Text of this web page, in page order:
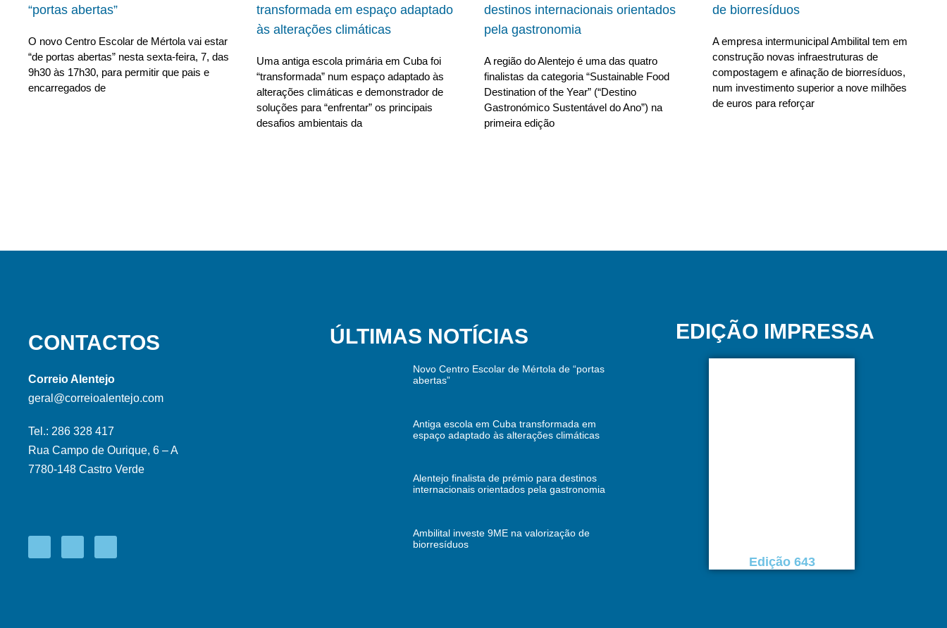
“portas abertas”
O novo Centro Escolar de Mértola vai estar
“de portas abertas” nesta sexta-feira, 7, das
9h30 às 17h30, para permitir que pais e
encarregados de
transformada em espaço adaptado
às alterações climáticas
Uma antiga escola primária em Cuba foi
“transformada” num espaço adaptado às
alterações climáticas e demonstrador de
soluções para “enfrentar” os principais
desafios ambientais da
destinos internacionais orientados
pela gastronomia
A região do Alentejo é uma das quatro
finalistas da categoria “Sustainable Food
Destination of the Year” (“Destino
Gastronómico Sustentável do Ano”) na
primeira edição
de biorresíduos
A empresa intermunicipal Ambilital tem em
construção novas infraestruturas de
compostagem e afinação de biorresíduos,
num investimento superior a nove milhões
de euros para reforçar
CONTACTOS
Correio Alentejo
geral@correioalentejo.com
Tel.: 286 328 417
Rua Campo de Ourique, 6 – A
7780-148 Castro Verde
ÚLTIMAS NOTÍCIAS
Novo Centro Escolar de Mértola de “portas
abertas”
Antiga escola em Cuba transformada em
espaço adaptado às alterações climáticas
Alentejo finalista de prémio para destinos
internacionais orientados pela gastronomia
Ambilital investe 9ME na valorização de
biorresíduos
EDIÇÃO IMPRESSA
Edição 643